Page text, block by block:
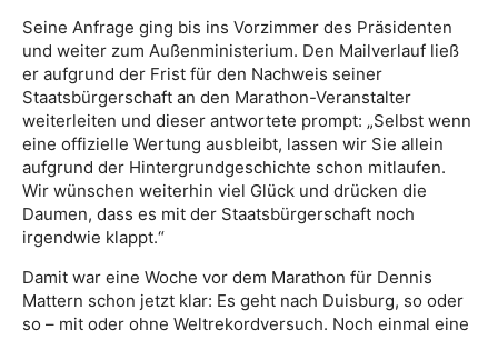
Seine Anfrage ging bis ins Vorzimmer des Präsidenten
und weiter zum Außenministerium. Den Mailverlauf ließ
er aufgrund der Frist für den Nachweis seiner
Staatsbürgerschaft an den Marathon-Veranstalter
weiterleiten und dieser antwortete prompt: „Selbst wenn
eine offizielle Wertung ausbleibt, lassen wir Sie allein
aufgrund der Hintergrundgeschichte schon mitlaufen.
Wir wünschen weiterhin viel Glück und drücken die
Daumen, dass es mit der Staatsbürgerschaft noch
irgendwie klappt.“
Damit war eine Woche vor dem Marathon für Dennis
Mattern schon jetzt klar: Es geht nach Duisburg, so oder
so – mit oder ohne Weltrekordversuch. Noch einmal eine